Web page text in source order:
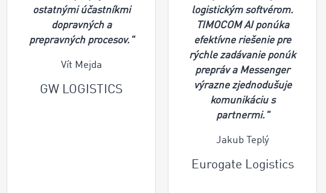
ostatnými účastníkmi
dopravných a
prepravných procesov."
Vít Mejda
GW LOGISTICS
logistickým softvérom.
TIMOCOM AI ponúka
efektívne riešenie pre
rýchle zadávanie ponúk
prepráv a Messenger
výrazne zjednodušuje
komunikáciu s
partnermi."
Jakub Teplý
Eurogate Logistics